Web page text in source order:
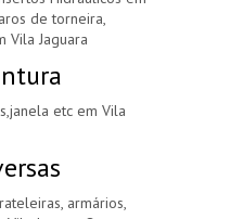
de torneira,
Vila Jaguara
etc em Vila
armários,